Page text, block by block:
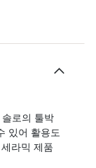
로의 툴박
있어 활용도
라믹 제품